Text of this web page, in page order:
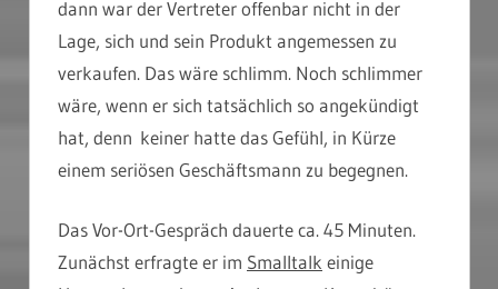
dann war der Vertreter offenbar nicht in der
Lage, sich und sein Produkt angemessen zu
verkaufen. Das wäre schlimm. Noch schlimmer
wäre, wenn er sich tatsächlich so angekündigt
hat, denn keiner hatte das Gefühl, in Kürze
einem seriösen Geschäftsmann zu begegnen.
Das Vor-Ort-Gespräch dauerte ca. 45 Minuten.
Zunächst erfragte er im Smalltalk einige